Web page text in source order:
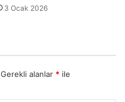
3 Ocak 2026
Gerekli alanlar * ile